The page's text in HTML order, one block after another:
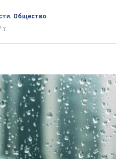
Общество
т.